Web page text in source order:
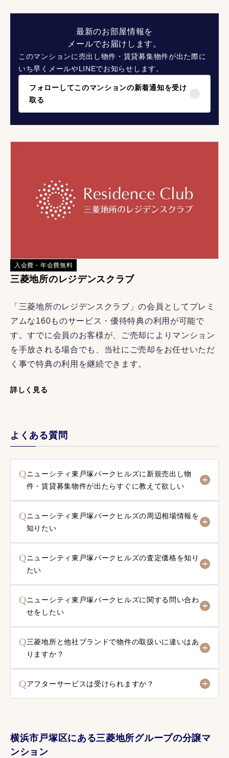
最新のお部屋情報を
メールでお届けします。
このマンションに売出し物件・賃貸募集物件が出た際に
いち早くメールやLINEでお知らせします。
フォローしてこのマンションの新着通知を受け
取る
入会費・年会費無料
三菱地所のレジデンスクラブ
「三菱地所のレジデンスクラブ」の会員としてプレミ
アムな160ものサービス・優待特典の利用が可能で
す。すでに会員のお客様が、ご売却によりマンション
を手放される場合でも、当社にご売却をお任せいただ
く事で特典の利用を継続できます。
詳しく見る
よくある質問
Qニューシティ東戸塚パークヒルズに新規売出し物
件・賃貸募集物件が出たらすぐに教えて欲しい
Qニューシティ東戸塚パークヒルズの周辺相場情報を
知りたい
Qニューシティ東戸塚パークヒルズの査定価格を知り
たい
Qニューシティ東戸塚パークヒルズに関する問い合わ
せをしたい
Q三菱地所と他社ブランドで物件の取扱いに違いはあ
りますか？
Qアフターサービスは受けられますか？
横浜市戸塚区にある三菱地所グループの分譲マ
ンション